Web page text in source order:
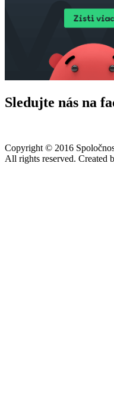
Sledujte nás na
Copyright © 2016
All rights reserved. Created